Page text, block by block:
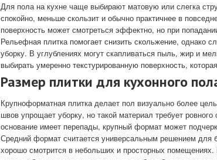
Для пола на кухне чаще выбирают матовую или слегка
спокойно, меньше скользит и обычно практичнее в
поверхность может смотреться эффектно, но при
Рельефная плитка помогает снизить скольжение, однако
уборку. В углублениях могут скапливаться пыль, жир и
выбирать умеренно текстурированную поверхность,
Размер плитки для кухонного
Крупноформатная плитка делает пол визуально более
швов упрощает уборку, но такой материал требует
основание имеет перепады, крупный формат может
Средний формат считается универсальным решением для
хорошо смотрится в небольших и просторных